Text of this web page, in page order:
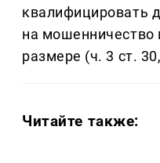
квалифицировать
на мошенничество
размере (ч. 3 ст.
Читайте также: